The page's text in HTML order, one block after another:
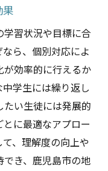
習状況や目標に合
ら、個別対応によ
が効率的に行えるか
学生には繰り返し
い生徒には発展的
に最適なアプロー
、理解度の向上や
き、鹿児島市の地